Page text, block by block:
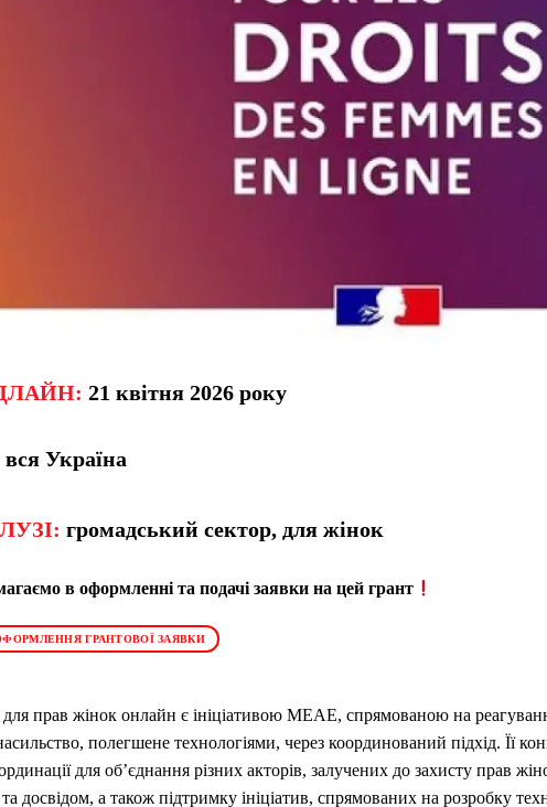
21 квітня 2026 року
вся Україна
громадський сектор, для жінок
в оформленні та подачі заявки на цей грант
ГРАНТОВОЇ ЗАЯВКИ
для прав жінок онлайн є ініціативою MEAE, спрямованою на
полегшене технологіями, через координований підхід. Її
для об’єднання різних акторів, залучених до захисту прав
досвідом, а також підтримку ініціатив, спрямованих на розробку